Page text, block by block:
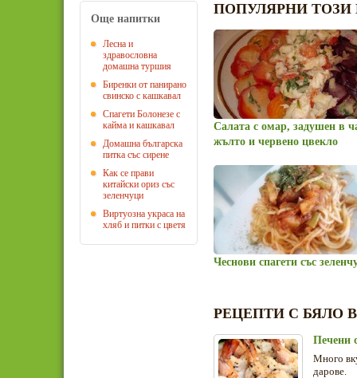
Още напитки
Лесна и
здравословна
домашна туршия
Биренки от панирано
свинско с кашкавал
Спагети Болонезе с
кайма и кашкавал
Домашна българска
питка със сирене
Как се прави
китайски ориз със
зеленчуци
Виртуозна украса на
хляб и питки с цветя
ПОПУЛЯРНИ ТОЗИ
Салата с омар, задушен в
жълто и червено цвекло
Чеснови спагети със
РЕЦЕПТИ С БЯЛО
Печени
Много
дарове.